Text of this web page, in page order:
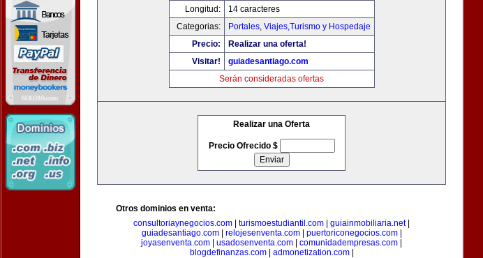
Longitud:
14 caracteres
Categorias:
Portales, Viajes,Turismo y Hospedaje
Precio:
Realizar una oferta!
Visitar!
guiadesantiago.com
Serán consideradas ofertas
Realizar una Oferta
Precio Ofrecido $
Otros dominios en venta:
consultoriaynegocios.com
turismoestudiantil.com guiainmobiliaria.net|
guiadesantiago.com| relojesenventa.com| puertoriconegocios.com|
joyasenventa.com
usadosenventa.com comunidadempresas.com
blogdefinanzas.com| admonetization.com|